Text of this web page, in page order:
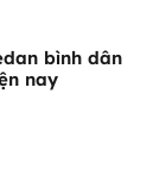
bình dân
nay